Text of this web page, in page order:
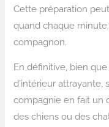
Cette préparation peut
quand chaque
compagnon.
En définitive, bien
d’intérieur attrayante,
compagnie en fait un
des chiens ou des